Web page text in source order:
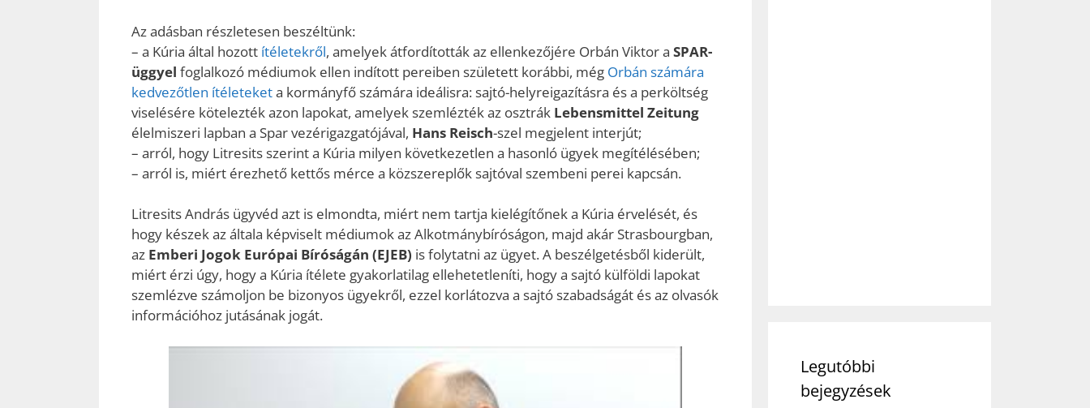
Az adásban részletesen beszéltünk:
– a Kúria által hozott ítéletekről, amelyek átfordították az ellenkezőjére Orbán Viktor a SPAR-
üggyel foglalkozó médiumok ellen indított pereiben született korábbi, még Orbán számára
kedvezőtlen ítéleteketa kormányfő számára ideálisra: sajtó-helyreigazításra és a perköltség
viselésére kötelezték azon lapokat, amelyek szemlézték az osztrák Lebensmittel Zeitung
élelmiszeri lapban a Spar vezérigazgatójával, Hans Reisch-szel megjelent interjút;
– arról, hogy Litresits szerint a Kúria milyen következetlen a hasonló ügyek megítélésében;
– arról is, miért érezhető kettős mérce a közszereplők sajtóval szembeni perei kapcsán.
️Litresits András ügyvéd azt is elmondta, miért nem tartja kielégítőnek a Kúria érvelését, és
hogy készek az általa képviselt médiumok az Alkotmánybíróságon, majd akár Strasbourgban,
az Emberi Jogok Európai Bíróságán (EJEB) is folytatni az ügyet. A beszélgetésből kiderült,
miért érzi úgy, hogy a Kúria ítélete gyakorlatilag ellehetetleníti, hogy a sajtó külföldi lapokat
szemlézve számoljon be bizonyos ügyekről, ezzel korlátozva a sajtó szabadságát és az olvasók
információhoz jutásának jogát.
Legutóbbi
bejegyzések